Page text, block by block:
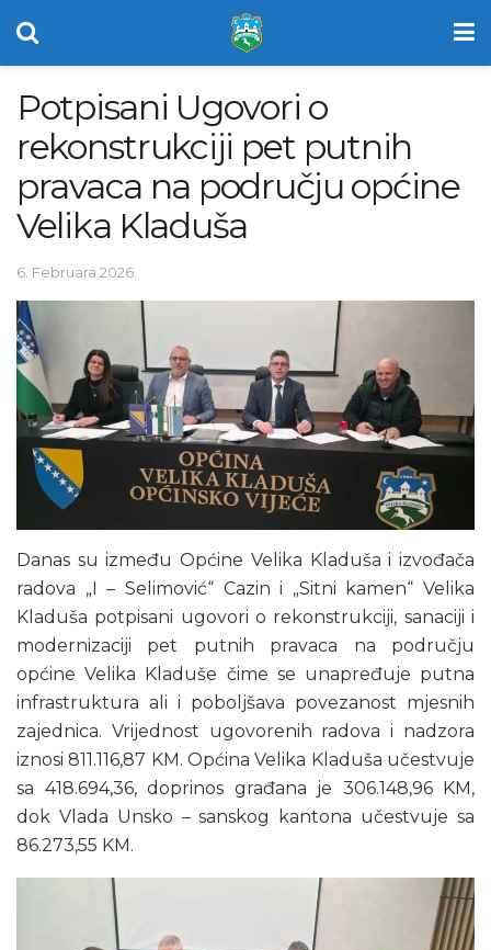
Potpisani Ugovori o
rekonstrukciji pet putnih
pravaca na području općine
Velika Kladuša
6. Februara 2026.
Danas su između Općine Velika Kladuša i izvođača
radova „I – Selimović“ Cazin i „Sitni kamen“ Velika
Kladuša potpisani ugovori o rekonstrukciji, sanaciji i
modernizaciji pet putnih pravaca na području
općine Velika Kladuše čime se unapređuje putna
infrastruktura ali i poboljšava povezanost mjesnih
zajednica. Vrijednost ugovorenih radova i nadzora
iznosi 811.116,87 KM. Općina Velika Kladuša učestvuje
sa 418.694,36, doprinos građana je 306.148,96 KM,
dok Vlada Unsko – sanskog kantona učestvuje sa
86.273,55 KM.